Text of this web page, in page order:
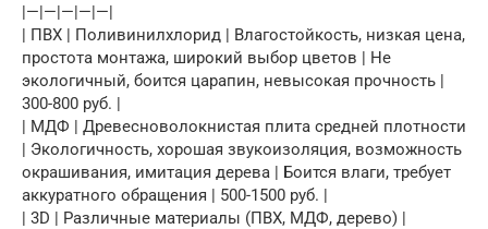
|—|—|—|—|—|
| ПВХ | Поливинилхлорид | Влагостойкость, низкая цена,
простота монтажа, широкий выбор цветов | Не
экологичный, боится царапин, невысокая прочность |
300-800 руб. |
| МДФ | Древесноволокнистая плита средней плотности
| Экологичность, хорошая звукоизоляция, возможность
окрашивания, имитация дерева | Боится влаги, требует
аккуратного обращения | 500-1500 руб. |
| 3D | Различные материалы (ПВХ, МДФ, дерево) |